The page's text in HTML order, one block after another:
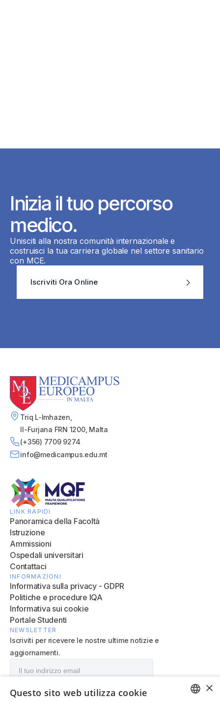
Inizia il tuo percorso
medico.
Unisciti alla nostra comunità internazionale e
costruisci la tua carriera globale nel settore sanitario
con MCE.
Iscriviti Ora Online
Triq L-Imhazen,
Il-Furjana FRN 1200, Malta
(+356) 7709 9274
info@medicampus.edu.mt
LINK RAPIDI
Panoramica della Facoltà
Istruzione
Ammissioni
Ospedali universitari
Contattaci
INFORMAZIONI
Informativa sulla privacy - GDPR
Politiche e procedure IQA
Informativa sui cookie
Portale Studenti
NEWSLETTER
Iscriviti per ricevere le nostre ultime notizie e
aggiornamenti.
×
Questo sito web utilizza cookie